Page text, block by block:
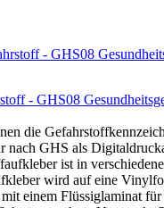
- GHS08
die
nach GHS als
ist in
wird auf eine
einem Flüssiglaminat für